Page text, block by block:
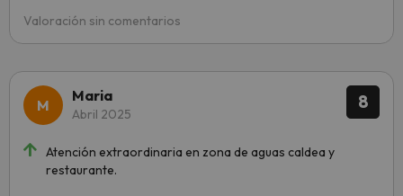
Valoración sin comentarios
8
Maria
Abril 2025
Atención extraordinaria en zona de aguas caldea y
restaurante.